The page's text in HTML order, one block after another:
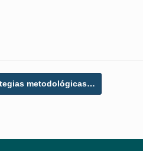
metodológicas…